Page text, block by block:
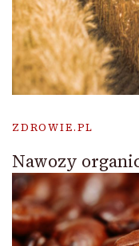
ZDROWIE.PL
Nawozy